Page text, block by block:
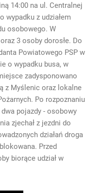
14:00 na ul. Centralnej
wypadku z udziałem
osobowego. W
3 osoby dorosłe. Do
Powiatowego PSP w
o wypadku busa, w
zadysponowano
z Myślenic oraz lokalne
Po rozpoznaniu
dwa pojazdy - osobowy
zjechał z jezdni do
działań droga
Przed
biorące udział w